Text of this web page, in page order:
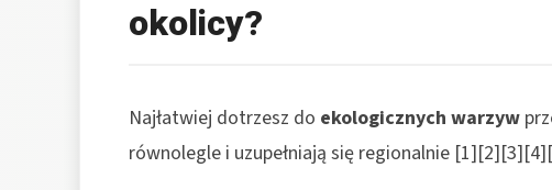
okolicy?
Najłatwiej dotrzesz do ekologicznych warzyw
równolegle i uzupełniają się regionalnie